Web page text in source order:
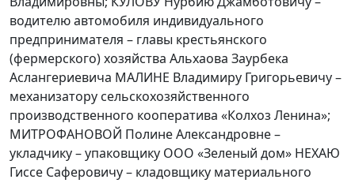
водителю автомобиля индивидуального
предпринимателя – главы крестьянского
(фермерского) хозяйства Альхаова Заурбека
Аслангериевича МАЛИНЕ Владимиру Григорьевичу –
механизатору сельскохозяйственного
производственного кооператива «Колхоз Ленина»;
МИТРОФАНОВОЙ Полине Александровне –
укладчику – упаковщику ООО «Зеленый дом» НЕХАЮ
Гиссе Саферовичу – кладовщику материального